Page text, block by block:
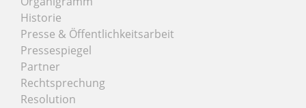
Historie
Presse & Öffentlichkeitsarbeit
Pressespiegel
Partner
Rechtsprechung
Resolution